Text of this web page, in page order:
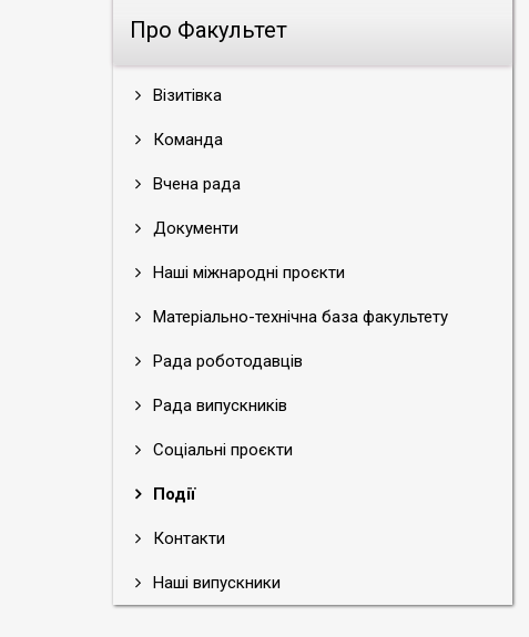
Про Факультет
Візитівка
Команда
Вчена рада
Документи
Наші міжнародні проєкти
Матеріально-технічна база факультету
Рада роботодавців
Рада випускників
Соціальні проєкти
Події
Контакти
Наші випускники